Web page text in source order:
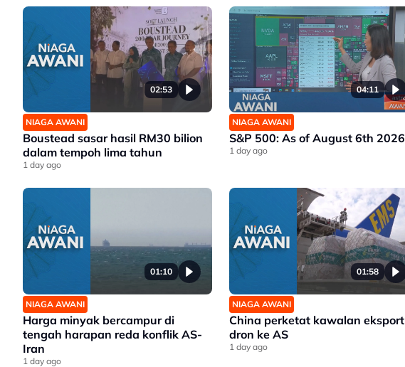
02:53
NIAGA AWANI
Boustead sasar hasil RM30 bilion
dalam tempoh lima tahun
1 day ago
04:11
NIAGA AWANI
S&P 500: As of August 6th 2026
1 day ago
01:10
NIAGA AWANI
Harga minyak bercampur di
tengah harapan reda konflik AS-
Iran
1 day ago
01:58
NIAGA AWANI
China perketat kawalan eksport
dron ke AS
1 day ago